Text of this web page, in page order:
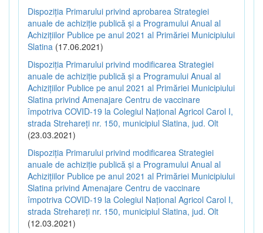
Dispoziția Primarului privind aprobarea Strategiei
anuale de achiziție publică și a Programului Anual al
Achizițiilor Publice pe anul 2021 al Primăriei Municipiului
Slatina (17.06.2021)
Dispoziția Primarului privind modificarea Strategiei
anuale de achiziție publică și a Programului Anual al
Achizițiilor Publice pe anul 2021 al Primăriei Municipiului
Slatina privind Amenajare Centru de vaccinare
împotriva COVID-19 la Colegiul Național Agricol Carol I,
strada Strehareți nr. 150, municipiul Slatina, jud. Olt
(23.03.2021)
Dispoziția Primarului privind modificarea Strategiei
anuale de achiziție publică și a Programului Anual al
Achizițiilor Publice pe anul 2021 al Primăriei Municipiului
Slatina privind Amenajare Centru de vaccinare
împotriva COVID-19 la Colegiul Național Agricol Carol I,
strada Strehareți nr. 150, municipiul Slatina, jud. Olt
(12.03.2021)